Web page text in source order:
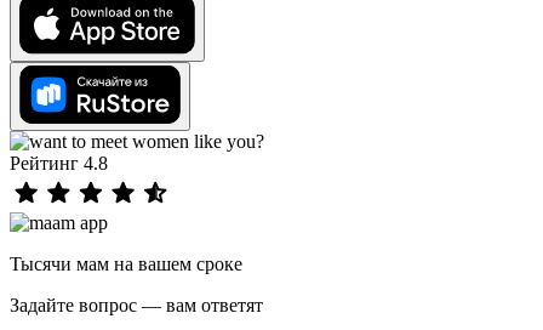
Рейтинг 4.8
Тысячи мам на вашем сроке
Задайте вопрос — вам ответят